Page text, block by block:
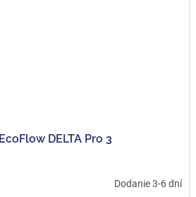
EcoFlow DELTA Pro 3
Dodanie 3-6 dní